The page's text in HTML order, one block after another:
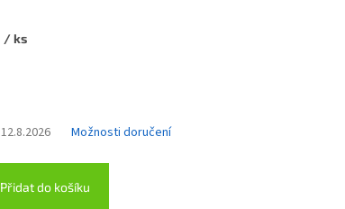
/ ks
12.8.2026 Možnosti doručení
Přidat do košíku